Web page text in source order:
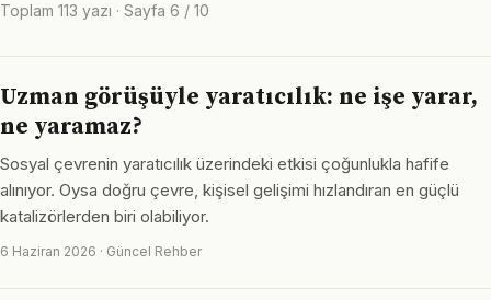
Toplam 113 yazı · Sayfa 6 / 10
Uzman görüşüyle yaratıcılık: ne işe yarar,
ne yaramaz?
Sosyal çevrenin yaratıcılık üzerindeki etkisi çoğunlukla hafife
alınıyor. Oysa doğru çevre, kişisel gelişimi hızlandıran en güçlü
katalizörlerden biri olabiliyor.
6 Haziran 2026 · Güncel Rehber